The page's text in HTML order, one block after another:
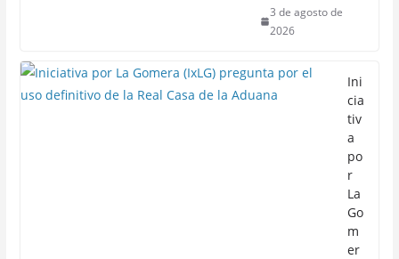
3 de agosto de
2026
Ini
cia
tiv
a
po
r
La
Go
m
er